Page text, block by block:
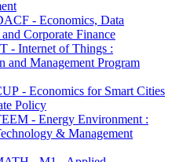
- Economics, Data
Corporate Finance
- Internet of Things :
and Management Program
- Economics for Smart Cities
Policy
- Energy Environment :
& Management